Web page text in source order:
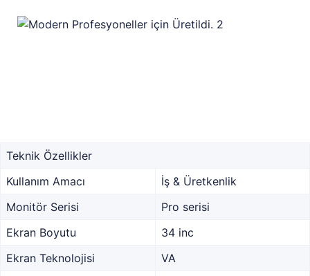
Teknik Özellikler
Kullanım Amacı
İş & Üretkenlik
Monitör Serisi
Pro serisi
Ekran Boyutu
34 inc
Ekran Teknolojisi
VA